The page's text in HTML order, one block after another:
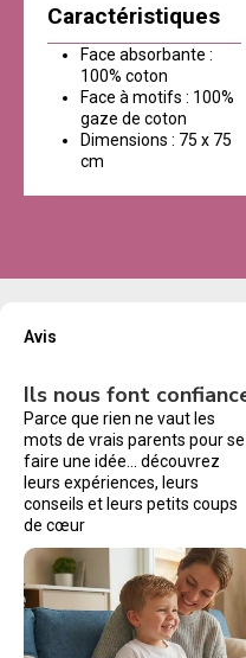
Caractéristiques
Face absorbante :
100% coton
Face à motifs : 100%
gaze de coton
Dimensions : 75 x 75
cm
Avis
Ils nous font
Parce que rien ne vaut les
mots de vrais parents pour se
faire une idée… découvrez
leurs expériences, leurs
conseils et leurs petits coups
de cœur